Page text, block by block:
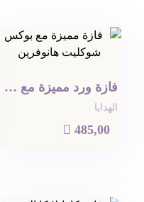
فازة ورد مميزة مع بوكس شوكولا
الهدايا
 485,00